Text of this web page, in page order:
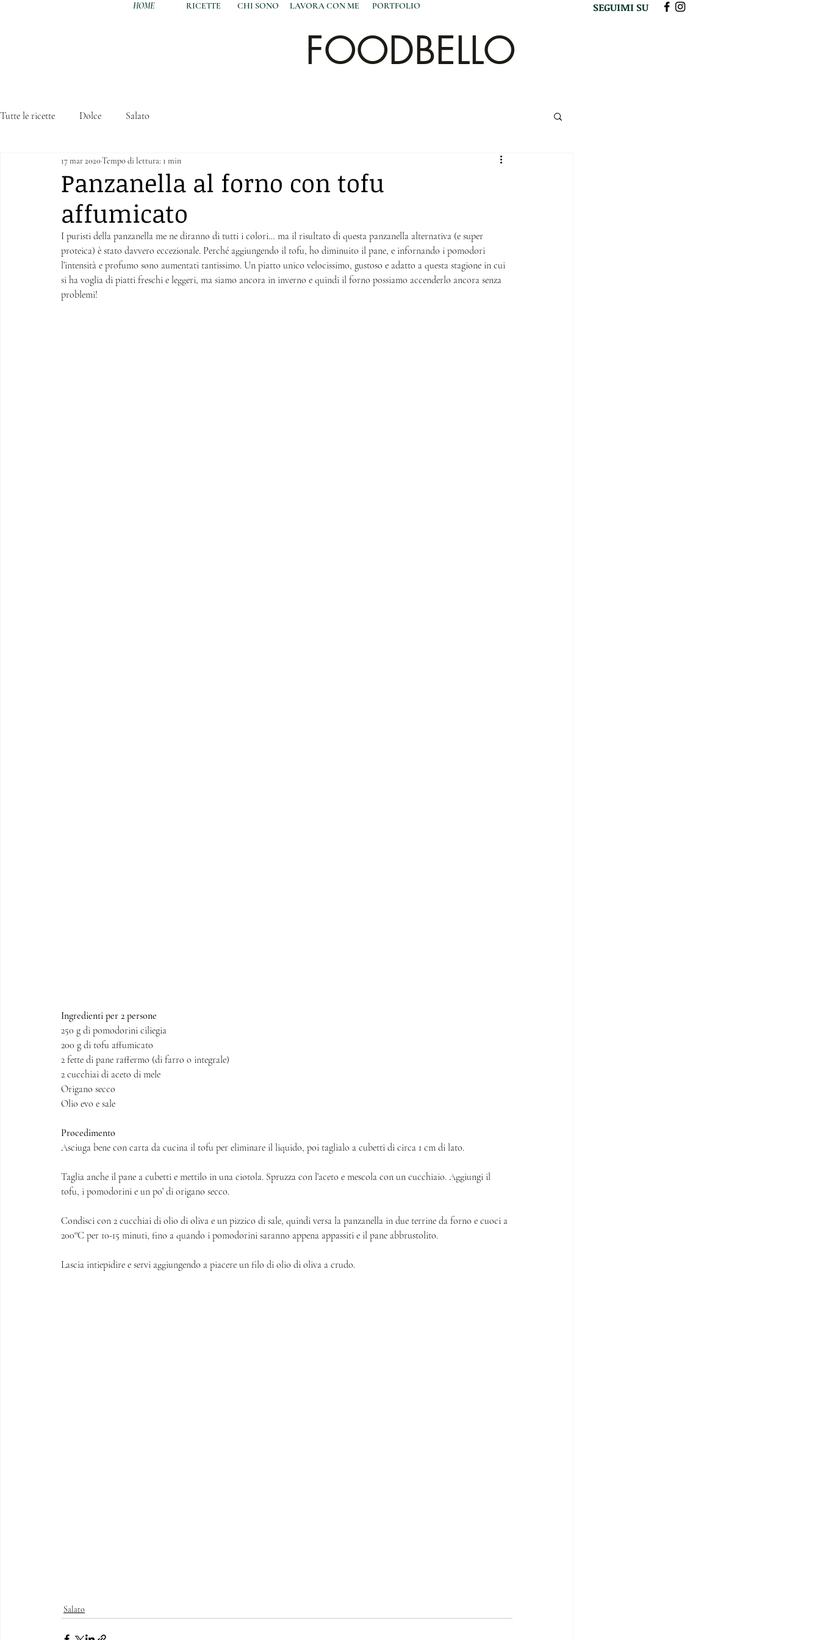
HOME RICETTE CHI SONO LAVORA CON ME PORTFOLIO SEGUIMI SU
FOODBELLO
Tutte le ricette Dolce Salato
Panzanella al forno con tofu
affumicato
17 mar 2020Tempo di lettura: 1 min
I puristi della panzanella me ne diranno di tutti i colori… ma il risultato di questa panzanella alternativa (e super
proteica) è stato davvero eccezionale. Perché aggiungendo il tofu, ho diminuito il pane, e infornando i pomodori
l’intensità e profumo sono aumentati tantissimo. Un piatto unico velocissimo, gustoso e adatto a questa stagione in cui
si ha voglia di piatti freschi e leggeri, ma siamo ancora in inverno e quindi il forno possiamo accenderlo ancora senza
problemi!
Ingredienti per 2 persone
250 g di pomodorini ciliegia
200 g di tofu affumicato
2 fette di pane raffermo (di farro o integrale)
2 cucchiai di aceto di mele
Origano secco
Olio evo e sale
Procedimento
Asciuga bene con carta da cucina il tofu per eliminare il liquido, poi taglialo a cubetti di circa 1 cm di lato.
Taglia anche il pane a cubetti e mettilo in una ciotola. Spruzza con l’aceto e mescola con un cucchiaio. Aggiungi il
tofu, i pomodorini e un po’ di origano secco.
Condisci con 2 cucchiai di olio di oliva e un pizzico di sale, quindi versa la panzanella in due terrine da forno e cuoci a
200°C per 10-15 minuti, fino a quando i pomodorini saranno appena appassiti e il pane abbrustolito.
Lascia intiepidire e servi aggiungendo a piacere un filo di olio di oliva a crudo.
Salato